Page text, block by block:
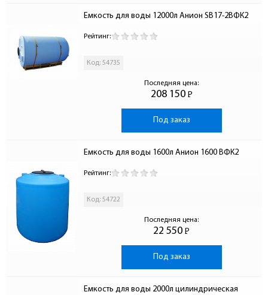
Емкость для воды 12000л Анион SB17-2ВФК2
Рейтинг:
Код: 54735
Последняя цена:
208 150 Р
-
Под заказ
Емкость для воды 1600л Анион 1600 ВФК2
Рейтинг:
Код: 54722
Последняя цена:
22 550 Р
-
Под заказ
Емкость для воды 2000л цилиндрическая